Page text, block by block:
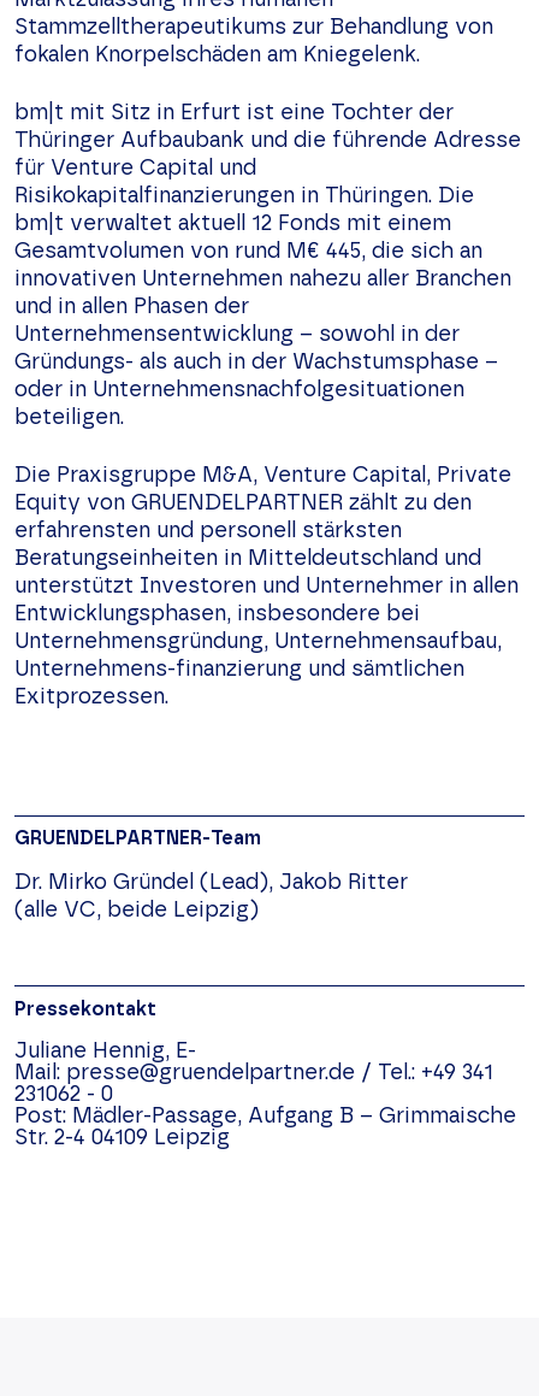
Stammzelltherapeutikums zur Behandlung von
fokalen Knorpelschäden am Kniegelenk.
bm|t mit Sitz in Erfurt ist eine Tochter der
Thüringer Aufbaubank und die führende Adresse
für Venture Capital und
Risikokapitalfinanzierungen in Thüringen. Die
bm|t verwaltet aktuell 12 Fonds mit einem
Gesamtvolumen von rund M€ 445, die sich an
innovativen Unternehmen nahezu aller Branchen
und in allen Phasen der
Unternehmensentwicklung – sowohl in der
Gründungs- als auch in der Wachstumsphase –
oder in Unternehmensnachfolgesituationen
beteiligen.
Die Praxisgruppe M&A, Venture Capital, Private
Equity von GRUENDELPARTNER zählt zu den
erfahrensten und personell stärksten
Beratungseinheiten in Mitteldeutschland und
unterstützt Investoren und Unternehmer in allen
Entwicklungsphasen, insbesondere bei
Unternehmensgründung, Unternehmensaufbau,
Unternehmens-finanzierung und sämtlichen
Exitprozessen.
GRUENDELPARTNER-Team
Dr. Mirko Gründel (Lead), Jakob Ritter
(alle VC, beide Leipzig)
Pressekontakt
Juliane Hennig, E-
Mail: presse@gruendelpartner.de / Tel.: +49 341
231062 - 0
Post: Mädler-Passage, Aufgang B – Grimmaische
Str. 2-4 04109 Leipzig